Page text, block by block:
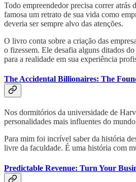
Todo empreendedor precisa correr
famosa um retrato de sua vida como
deveria ser sempre alvo das atenções.
O livro conta sobre a criação das
o fizessem. Ele desafia alguns ditados
para a realidade em sua experiência
The Accidental Billionaires: The
Nos dormitórios da universidade de
personalidades mais influentes do
Para mim foi incrível saber da história
livre da faculdade. É uma história com
Predictable Revenue: Turn Your